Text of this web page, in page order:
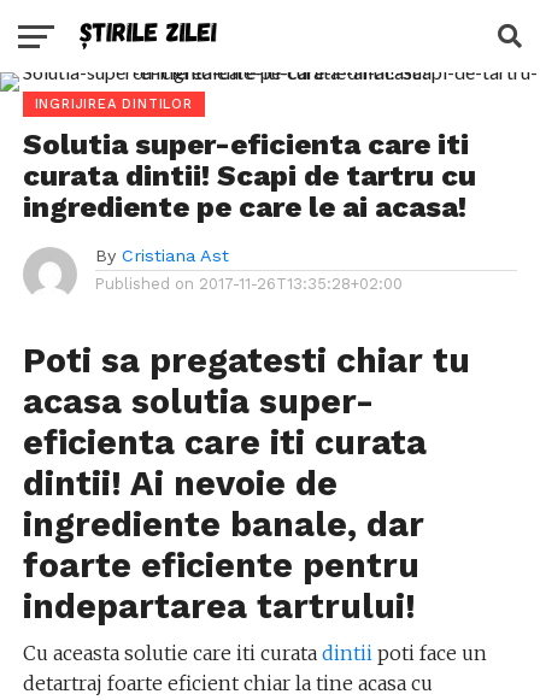
INGRIJIREA DINTILOR
Solutia super-eficienta care iti
curata dintii! Scapi de tartru cu
ingrediente pe care le ai acasa!
By Cristiana Ast
Published on 2017-11-26T13:35:28+02:00
Poti sa pregatesti chiar tu
acasa solutia super-
eficienta care iti curata
dintii! Ai nevoie de
ingrediente banale, dar
foarte eficiente pentru
indepartarea tartrului!
Cu aceasta solutie care iti curata dintiipoti face un
detartraj foarte eficient chiar la tine acasa cu